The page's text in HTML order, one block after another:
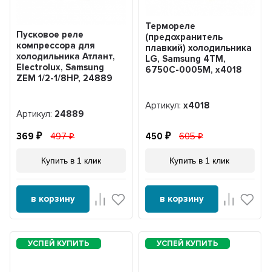
Пусковое реле
компрессора для
холодильника Атлант,
Electrolux, Samsung
ZEM 1/2-1/8HP, 24889
Артикул: 24889
369 497
Купить в 1 клик
в корзину
Термореле
(предохранитель
плавкий) холодильника
LG, Samsung 4ТМ,
6750C-0005M, x4018
Артикул: x4018
450 605
Купить в 1 клик
в корзину